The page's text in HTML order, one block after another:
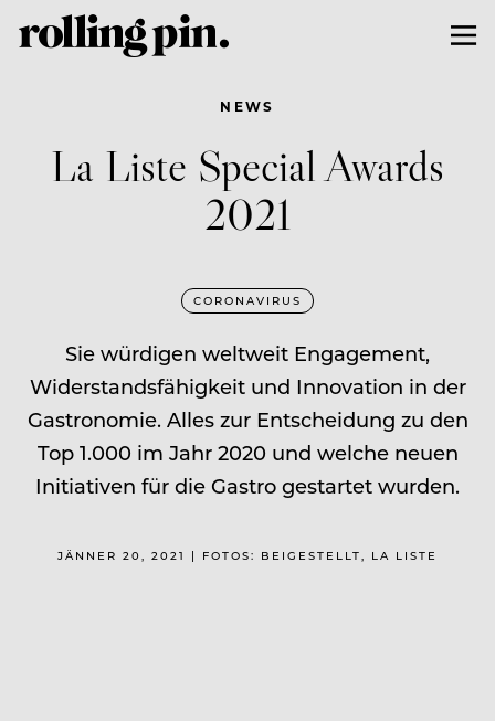
NEWS
La Liste Special Awards
2021
CORONAVIRUS
Sie würdigen weltweit Engagement,
Widerstandsfähigkeit und Innovation in der
Gastronomie. Alles zur Entscheidung zu den
Top 1.000 im Jahr 2020 und welche neuen
Initiativen für die Gastro gestartet wurden.
JÄNNER 20, 2021 | FOTOS: BEIGESTELLT, LA LISTE